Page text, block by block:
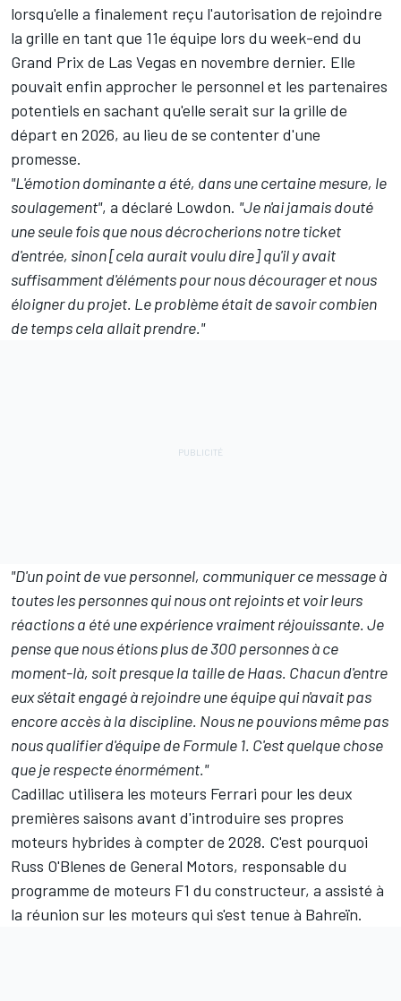
lorsqu'elle a finalement reçu l'autorisation de rejoindre
la grille en tant que 11e équipe lors du week-end du
Grand Prix de Las Vegas en novembre dernier. Elle
pouvait enfin approcher le personnel et les partenaires
potentiels en sachant qu'elle serait sur la grille de
départ en 2026, au lieu de se contenter d'une
promesse.
"L'émotion dominante a été, dans une certaine mesure, le
soulagement", a déclaré Lowdon. "Je n'ai jamais douté
une seule fois que nous décrocherions notre ticket
d'entrée, sinon [cela aurait voulu dire] qu'il y avait
suffisamment d'éléments pour nous décourager et nous
éloigner du projet. Le problème était de savoir combien
de temps cela allait prendre."
"D'un point de vue personnel, communiquer ce message à
toutes les personnes qui nous ont rejoints et voir leurs
réactions a été une expérience vraiment réjouissante. Je
pense que nous étions plus de 300 personnes à ce
moment-là, soit presque la taille de Haas. Chacun d'entre
eux s'était engagé à rejoindre une équipe qui n'avait pas
encore accès à la discipline. Nous ne pouvions même pas
nous qualifier d'équipe de Formule 1. C'est quelque chose
que je respecte énormément."
Cadillac utilisera les moteurs Ferrari pour les deux
premières saisons avant d'introduire ses propres
moteurs hybrides à compter de 2028. C'est pourquoi
Russ O'Blenes de General Motors, responsable du
programme de moteurs F1 du constructeur, a assisté à
la réunion sur les moteurs qui s'est tenue à Bahreïn.